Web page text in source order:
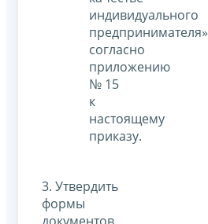
индивидуального
предпринимателя»
согласно
приложению
№ 15
к
настоящему
приказу.
3. Утвердить
формы
документов,